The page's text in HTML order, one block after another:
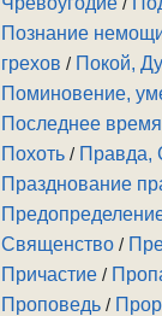
Познание
грехов / Покой,
Поминовение,
Последнее время
Похоть / Правда,
Празднование
Священство /
Причастие /
Проповедь /